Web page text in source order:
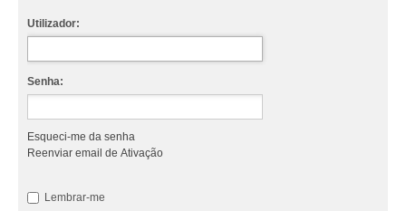
Utilizador:
Senha:
Esqueci-me da senha
Reenviar email de Ativação
Lembrar-me